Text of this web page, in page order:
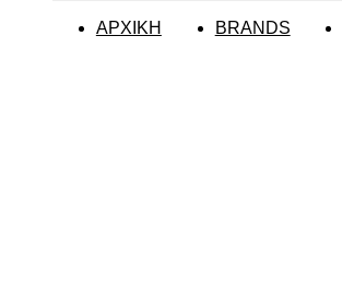
ΑΡΧΙΚΗ BRANDS